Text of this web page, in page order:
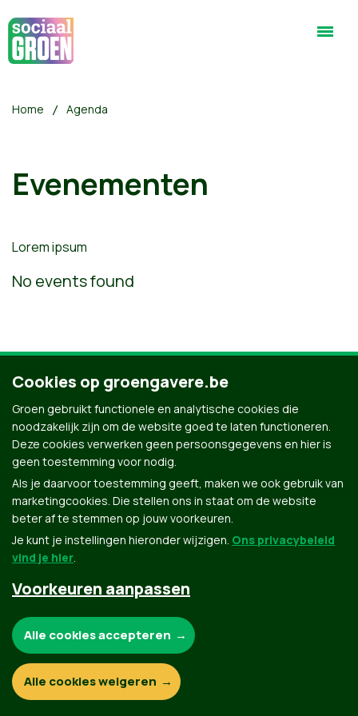
Home Agenda
Evenementen
Lorem ipsum
No events found
Groen.be
© Copyright Groen 2026 | Gemaakt metNationBuilder
Contact
Cookies op groengavere.be
Groen gebruikt functionele en analytische cookies die
noodzakelijk zijn om de website goed te laten functioneren.
Deze cookies verwerken geen persoonsgegevens en hier is
geen toestemming voor nodig.
Als je daarvoor toestemming geeft, maken we ook gebruik van
marketingcookies. Die stellen ons in staat om de website
beter af te stemmen op jouw voorkeuren.
Je kunt je instellingen hieronder wijzigen. Ons privacybeleid
vind je hier.
Voorkeuren aanpassen
Functionele en analytische cookies:
Alle cookies accepteren
Alle cookies weigeren